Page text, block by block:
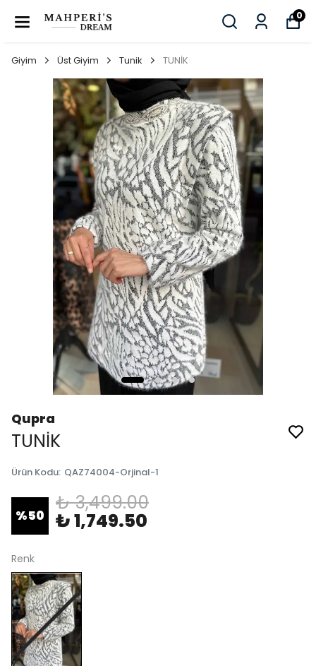
0
Giyim Üst Giyim Tunik TUNİK
Qupra
TUNİK
Ürün Kodu: QAZ74004-Orjinal-1
%50
₺ 3,499.00
₺ 1,749.50
Renk